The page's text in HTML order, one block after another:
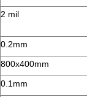
2 mil
0.2mm
800x400mm
0.1mm